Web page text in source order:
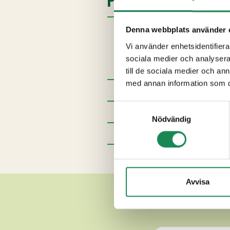
Denna webbplats använder
Vi använder
sociala medier och
till de sociala medier och
med annan information som
Nödvändig
Avvisa
Ingredienser
vatten,ÄGG,VETEMJÖL(
helMJÖLKpulver, socker,
Förpackningsstorlekar
Näringsinnehåll